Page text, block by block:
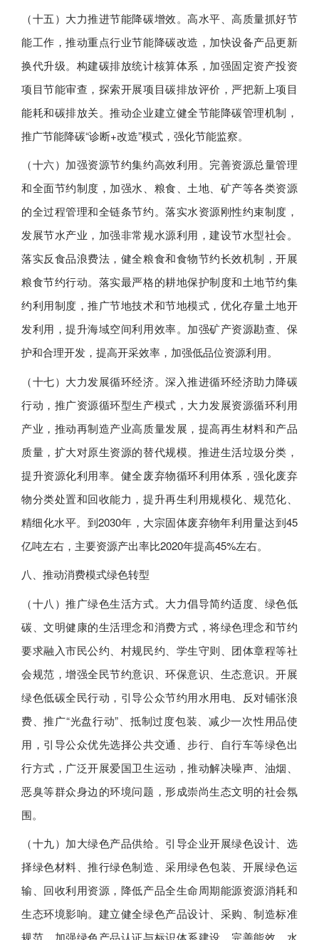
（十五）大力推进节能降碳增效。高水平、高质量抓好节
能工作，推动重点行业节能降碳改造，加快设备产品更新
换代升级。构建碳排放统计核算体系，加强固定资产投资
项目节能审查，探索开展项目碳排放评价，严把新上项目
能耗和碳排放关。推动企业建立健全节能降碳管理机制，
推广节能降碳“诊断+改造”模式，强化节能监察。
（十六）加强资源节约集约高效利用。完善资源总量管理
和全面节约制度，加强水、粮食、土地、矿产等各类资源
的全过程管理和全链条节约。落实水资源刚性约束制度，
发展节水产业，加强非常规水源利用，建设节水型社会。
落实反食品浪费法，健全粮食和食物节约长效机制，开展
粮食节约行动。落实最严格的耕地保护制度和土地节约集
约利用制度，推广节地技术和节地模式，优化存量土地开
发利用，提升海域空间利用效率。加强矿产资源勘查、保
护和合理开发，提高开采效率，加强低品位资源利用。
（十七）大力发展循环经济。深入推进循环经济助力降碳
行动，推广资源循环型生产模式，大力发展资源循环利用
产业，推动再制造产业高质量发展，提高再生材料和产品
质量，扩大对原生资源的替代规模。推进生活垃圾分类，
提升资源化利用率。健全废弃物循环利用体系，强化废弃
物分类处置和回收能力，提升再生利用规模化、规范化、
精细化水平。到2030年，大宗固体废弃物年利用量达到45
亿吨左右，主要资源产出率比2020年提高45%左右。
八、推动消费模式绿色转型
（十八）推广绿色生活方式。大力倡导简约适度、绿色低
碳、文明健康的生活理念和消费方式，将绿色理念和节约
要求融入市民公约、村规民约、学生守则、团体章程等社
会规范，增强全民节约意识、环保意识、生态意识。开展
绿色低碳全民行动，引导公众节约用水用电、反对铺张浪
费、推广“光盘行动”、抵制过度包装、减少一次性用品使
用，引导公众优先选择公共交通、步行、自行车等绿色出
行方式，广泛开展爱国卫生运动，推动解决噪声、油烟、
恶臭等群众身边的环境问题，形成崇尚生态文明的社会氛
围。
（十九）加大绿色产品供给。引导企业开展绿色设计、选
择绿色材料、推行绿色制造、采用绿色包装、开展绿色运
输、回收利用资源，降低产品全生命周期能源资源消耗和
生态环境影响。建立健全绿色产品设计、采购、制造标准
规范，加强绿色产品认证与标识体系建设，完善能效、水